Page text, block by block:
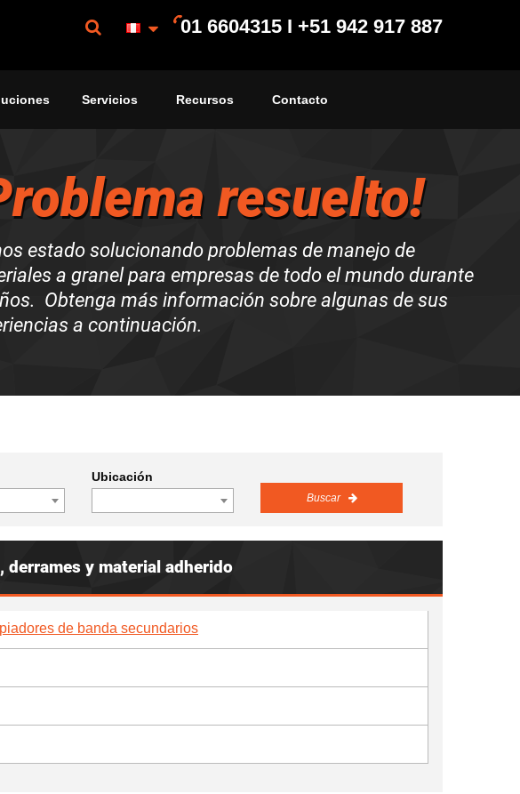
01 6604315 I +51 942 917 887
Servicios Recursos Contacto
resuelto!
estado solucionando problemas de manejo de
a granel para empresas de todo el mundo durante
Obtenga más información sobre algunas de sus
a continuación.
Ubicación
Buscar
y material adherido
de banda secundarios